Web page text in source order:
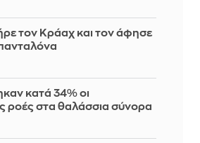
τον Κράαχ και τον άφησε
κατά 34% οι
ροές στα θαλάσσια σύνορα